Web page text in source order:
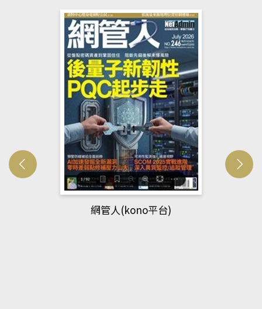
網管人(kono平台)